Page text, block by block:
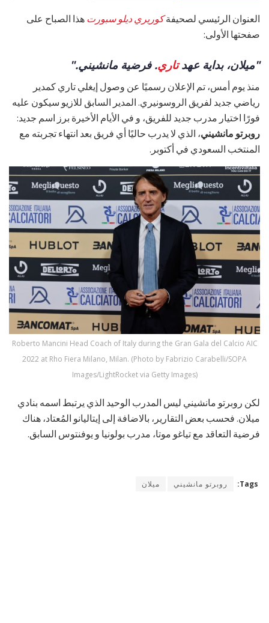
العنوان الرئيسي لصحيفةكوريري ديلو سبورت هذا الصباح على
صفحتها الأولى:
"ميلان، بداية عهدتاري. فرضية مانشيني."
منذ يوم أمس، تم الإعلان رسميًا عن وصول إيغلي تاري كمدير
رياضي جديد لفريق الروسونيري. المدير السابق للازيو سيكون عليه
فورًا اختيار مدرب جديد للفريق، و في الأيام الأخيرة برز اسم جديد:
روبرتو مانشيني، الذي لا يدرب حاليًا أي فريق بعد انتهاء تجربته مع
المنتخب السعودي في أكتوبر.
Roberto Mancini Head Coach of Italy during the Gran Gala del Calcio AIC
2022 at Rho Fiera Milano, Milan. (Photo by Fabrizio Carabelli/SOPA
Images/LightRocket via Getty Images)
لكن روبرتو مانشيني ليس المدرب الوحيد الذي يرتبط اسمه بنادي
ميلان. فحسب بعض التقارير، بالاضافة إلى إيتاليانو المُعتاد، هناك
فرضية التعاقد مع تياغو موتا، مدرب بولونيا و يوفنتوس السابق.
Tags: روبرتو مانشيني ميلان